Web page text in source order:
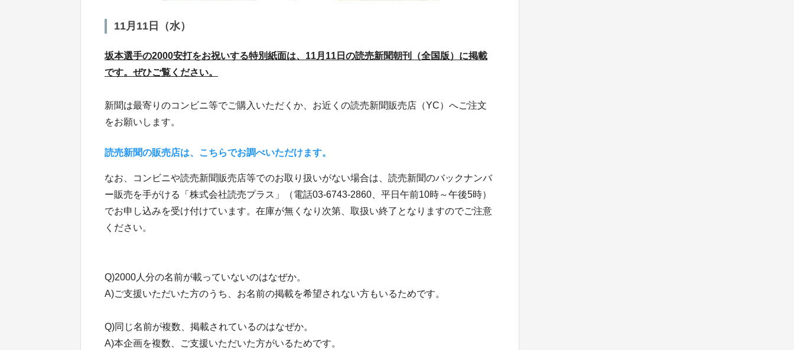
11月11日（水）
坂本選手の2000安打をお祝いする特別紙面は、11月11日の読売新聞朝刊（全国版）に掲載
です。ぜひご覧ください。
新聞は最寄りのコンビニ等でご購入いただくか、お近くの読売新聞販売店（YC）へご注文
をお願いします。
読売新聞の販売店は、こちらでお調べいただけます。
なお、コンビニや読売新聞販売店等でのお取り扱いがない場合は、読売新聞のバックナンバ
ー販売を手がける「株式会社読売プラス」（電話03-6743-2860、平日午前10時～午後5時）
でお申し込みを受け付けています。在庫が無くなり次第、取扱い終了となりますのでご注意
ください。
Q)2000人分の名前が載っていないのはなぜか。
A)ご支援いただいた方のうち、お名前の掲載を希望されない方もいるためです。
Q)同じ名前が複数、掲載されているのはなぜか。
A)本企画を複数、ご支援いただいた方がいるためです。